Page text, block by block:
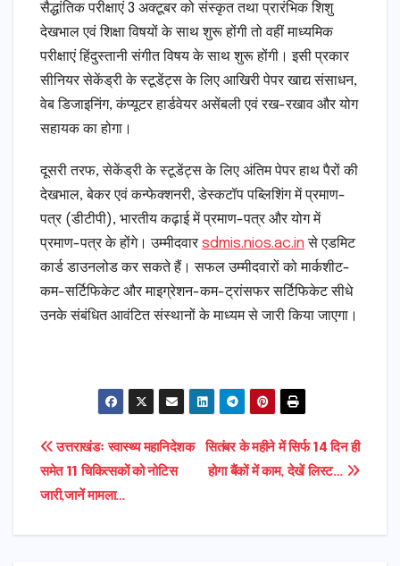
सैद्धांतिक परीक्षाएं 3 अक्टूबर को संस्कृत तथा प्रारंभिक शिशु
देखभाल एवं शिक्षा विषयों के साथ शुरू होंगी तो वहीं माध्यमिक
परीक्षाएं हिंदुस्तानी संगीत विषय के साथ शुरू होंगी। इसी प्रकार
सीनियर सेकेंड्री के स्टूडेंट्स के लिए आखिरी पेपर खाद्य संसाधन,
वेब डिजाइनिंग, कंप्यूटर हार्डवेयर असेंबली एवं रख-रखाव और योग
सहायक का होगा।
दूसरी तरफ, सेकेंड्री के स्टूडेंट्स के लिए अंतिम पेपर हाथ पैरों की
देखभाल, बेकर एवं कन्फेक्शनरी, डेस्कटॉप पब्लिशिंग में प्रमाण-
पत्र (डीटीपी), भारतीय कढ़ाई में प्रमाण-पत्र और योग में
प्रमाण-पत्र के होंगे। उम्मीदवार sdmis.nios.ac.in से एडमिट
कार्ड डाउनलोड कर सकते हैं। सफल उम्मीदवारों को मार्कशीट-
कम-सर्टिफिकेट और माइग्रेशन-कम-ट्रांसफर सर्टिफिकेट सीधे
उनके संबंधित आवंटित संस्थानों के माध्यम से जारी किया जाएगा।
Post
navigation
सितंबर के महीने में सिर्फ 14 दिन ही
होगा बैंकों में काम, देखें लिस्ट…
उत्तराखंडः स्वास्थ्य महानिदेशक
समेत 11 चिकित्सकों को नोटिस
जारी,जानें मामला…